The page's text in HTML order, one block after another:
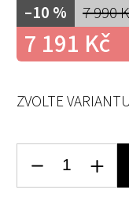
7 990
–10 %
7 191 Kč
ZVOLTE VARIANTU